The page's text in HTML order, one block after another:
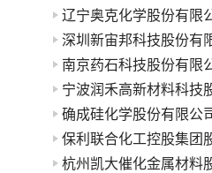
辽宁奥克化学股份有限
深圳新宙邦科技股份有
南京药石科技股份有限
宁波润禾高新材料科技
确成硅化学股份有限公
保利联合化工控股集团
杭州凯大催化金属材料